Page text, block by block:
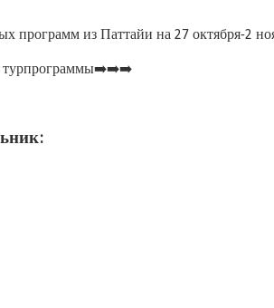
программ из Паттайи на 27 октября-2
турпрограммы➡️➡️➡️